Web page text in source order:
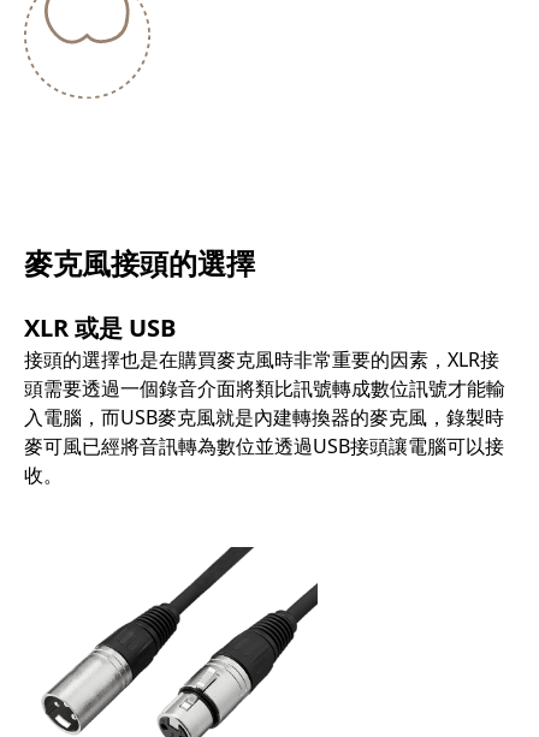
麥克風接頭的選擇
XLR 或是 USB
接頭的選擇也是在購買麥克風時非常重要的因素，XLR接
頭需要透過一個錄音介面將類比訊號轉成數位訊號才能輸
入電腦，而USB麥克風就是內建轉換器的麥克風，錄製時
麥可風已經將音訊轉為數位並透過USB接頭讓電腦可以接
收。